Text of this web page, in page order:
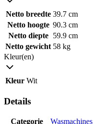
Netto breedte 39.7 cm
Netto hoogte 90.3 cm
Netto diepte
59.9 cm
Netto gewicht 58 kg
Kleur(en)
Kleur Wit
Details
Categorie Wasmachines